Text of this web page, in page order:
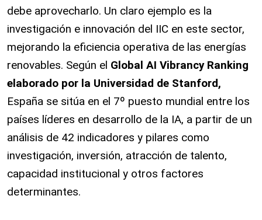
debe aprovecharlo. Un claro ejemplo es la
investigación e innovación del IIC en este sector,
mejorando la eficiencia operativa de las energías
renovables. Según el Global AI Vibrancy Ranking
elaborado por la Universidad de Stanford,
España se sitúa en el 7º puesto mundial entre los
países líderes en desarrollo de la IA, a partir de un
análisis de 42 indicadores y pilares como
investigación, inversión, atracción de talento,
capacidad institucional y otros factores
determinantes.